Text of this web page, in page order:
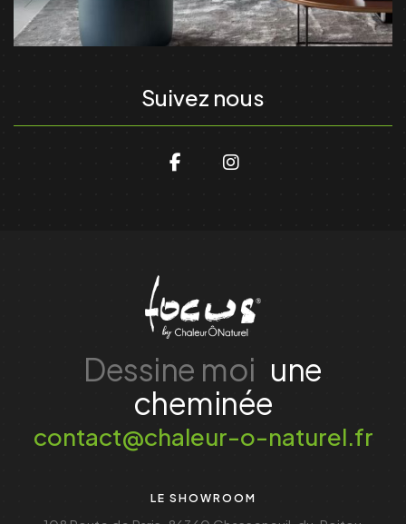
Suivez nous
Dessine moi une
cheminée
contact@chaleur-o-naturel.fr
LE SHOWROOM